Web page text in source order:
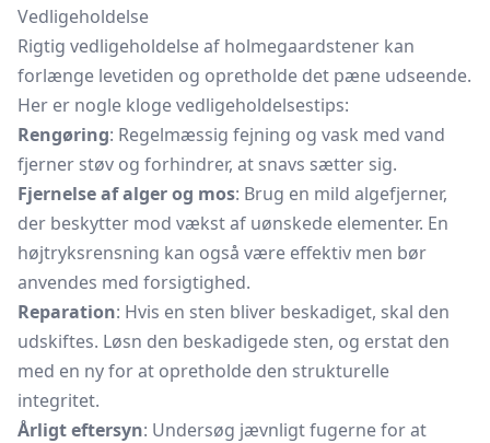
Vedligeholdelse
Rigtig vedligeholdelse af holmegaardstener kan
forlænge levetiden og opretholde det pæne udseende.
Her er nogle kloge vedligeholdelsestips:
Rengøring: Regelmæssig fejning og vask med vand
fjerner støv og forhindrer, at snavs sætter sig.
Fjernelse af alger og mos: Brug en mild algefjerner,
der beskytter mod vækst af uønskede elementer. En
højtryksrensning kan også være effektiv men bør
anvendes med forsigtighed.
Reparation: Hvis en sten bliver beskadiget, skal den
udskiftes. Løsn den beskadigede sten, og erstat den
med en ny for at opretholde den strukturelle
integritet.
Årligt eftersyn: Undersøg jævnligt fugerne for at